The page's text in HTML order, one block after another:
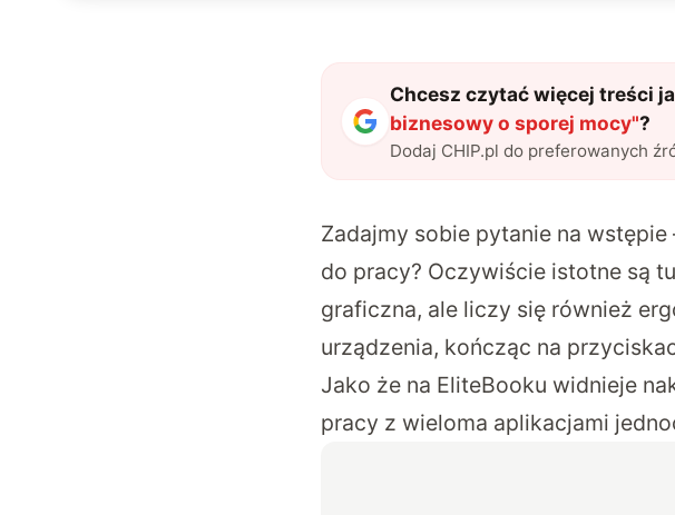
Chcesz czytać więcej treści
biznesowy o sporej mocy"?
Dodaj CHIP.pl do preferowanych
Zadajmy sobie pytanie na
do pracy? Oczywiście istotne są
graficzna, ale liczy się również
urządzenia, kończąc na
Jako że na EliteBooku widnieje
pracy z wieloma aplikacjami